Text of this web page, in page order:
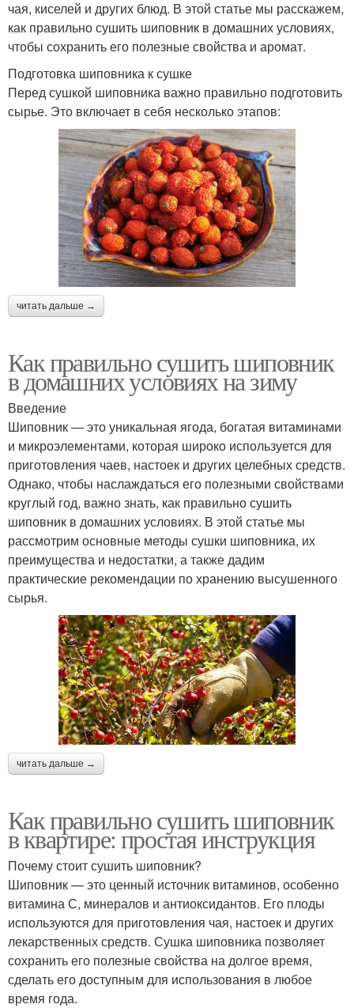
чая, киселей и других блюд. В этой статье мы расскажем,
как правильно сушить шиповник в домашних условиях,
чтобы сохранить его полезные свойства и аромат.
Подготовка шиповника к сушке
Перед сушкой шиповника важно правильно подготовить
сырье. Это включает в себя несколько этапов:
читать дальше →
Как правильно сушить шиповник
в домашних условиях на зиму
Введение
Шиповник — это уникальная ягода, богатая витаминами
и микроэлементами, которая широко используется для
приготовления чаев, настоек и других целебных средств.
Однако, чтобы наслаждаться его полезными свойствами
круглый год, важно знать, как правильно сушить
шиповник в домашних условиях. В этой статье мы
рассмотрим основные методы сушки шиповника, их
преимущества и недостатки, а также дадим
практические рекомендации по хранению высушенного
сырья.
читать дальше →
Как правильно сушить шиповник
в квартире: простая инструкция
Почему стоит сушить шиповник?
Шиповник — это ценный источник витаминов, особенно
витамина С, минералов и антиоксидантов. Его плоды
используются для приготовления чая, настоек и других
лекарственных средств. Сушка шиповника позволяет
сохранить его полезные свойства на долгое время,
сделать его доступным для использования в любое
время года.